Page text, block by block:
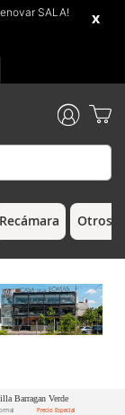
SALA! x
Recámara Otros
Barragan Verde
Precio Especial